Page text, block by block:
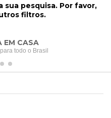
sua pesquisa. Por favor,
filtros.
EM CASA
todo o Brasil